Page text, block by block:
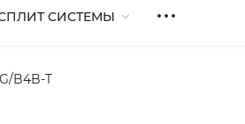
СИСТЕМЫ
B4B-T